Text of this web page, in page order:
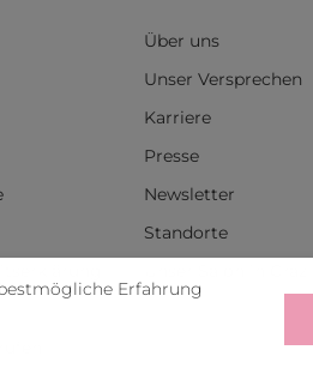
Über uns
Unser Versprechen
Karriere
Presse
Newsletter
Standorte
Erfahrung